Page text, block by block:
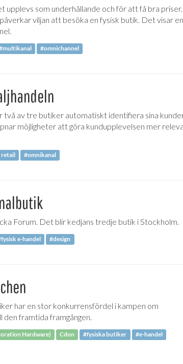
som underhållande och för att få bra
viljan att besöka en fysisk butik. Det visar
#omnichannel
två av tre butiker automatiskt identifiera sina
möjligheter att göra kundupplevelsen mer
retail #omnikanal
Forum. Det blir kedjans tredje butik i Stockholm.
e-handel #design
har en stor konkurrensfördel i kampen om
framtida framgången.
Hardware) Cdon #fysiska butiker #e-handel